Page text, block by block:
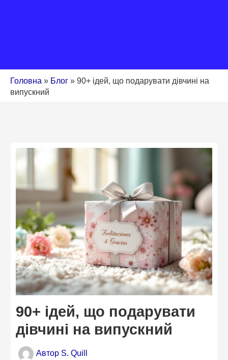
Головна » Блог » 90+ ідей, що подарувати дівчині на
випускний
90+ ідей, що подарувати
дівчині на випускний
Автор S. Quill